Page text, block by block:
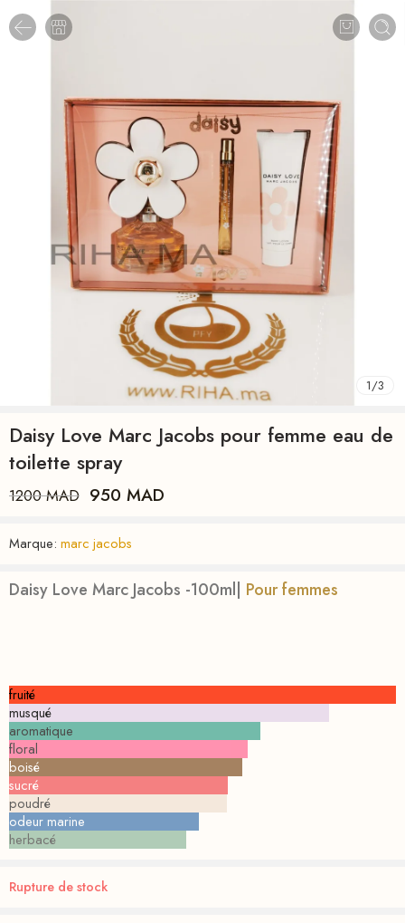
1/3
Daisy Love Marc Jacobs pour femme eau de
toilette spray
1200MAD 950 MAD
Marque: marc jacobs
Daisy Love Marc Jacobs -100ml| Pour femmes
fruité
musqué
aromatique
floral
boisé
sucré
poudré
odeur marine
herbacé
Rupture de stock